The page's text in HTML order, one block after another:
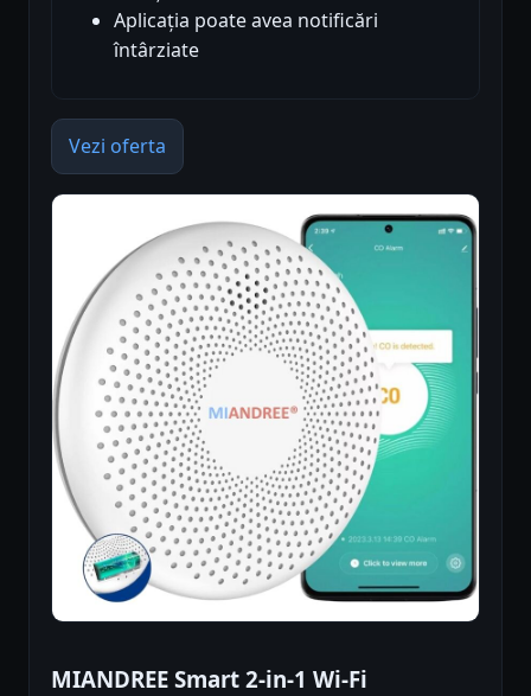
Aplicația poate avea notificări
întârziate
Vezi oferta
MIANDREE Smart 2-in-1 Wi-Fi